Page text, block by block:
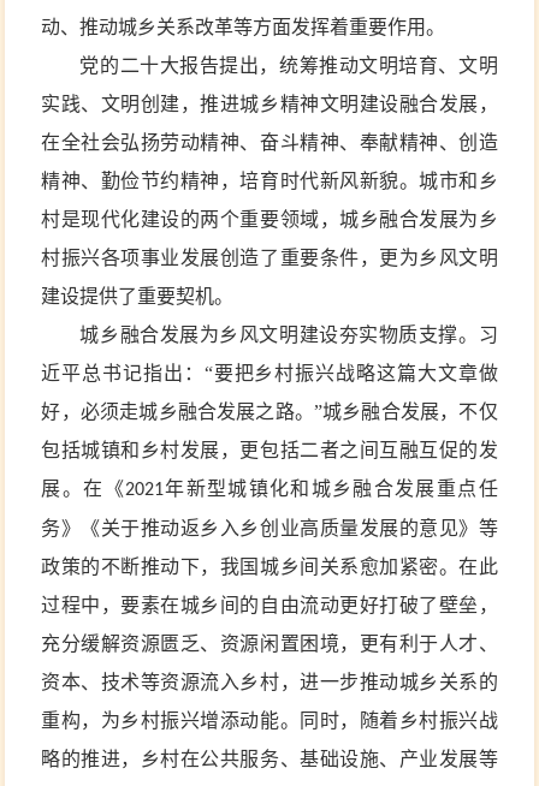
动、推动城乡关系改革等方面发挥着重要作用。
党的二十大报告提出，统筹推动文明培育、文明
实践、文明创建，推进城乡精神文明建设融合发展，
在全社会弘扬劳动精神、奋斗精神、奉献精神、创造
精神、勤俭节约精神，培育时代新风新貌。城市和乡
村是现代化建设的两个重要领域，城乡融合发展为乡
村振兴各项事业发展创造了重要条件，更为乡风文明
建设提供了重要契机。
城乡融合发展为乡风文明建设夯实物质支撑。习
近平总书记指出：“要把乡村振兴战略这篇大文章做
好，必须走城乡融合发展之路。”城乡融合发展，不仅
包括城镇和乡村发展，更包括二者之间互融互促的发
展。在《2021年新型城镇化和城乡融合发展重点任
务》《关于推动返乡入乡创业高质量发展的意见》等
政策的不断推动下，我国城乡间关系愈加紧密。在此
过程中，要素在城乡间的自由流动更好打破了壁垒，
充分缓解资源匮乏、资源闲置困境，更有利于人才、
资本、技术等资源流入乡村，进一步推动城乡关系的
重构，为乡村振兴增添动能。同时，随着乡村振兴战
略的推进，乡村在公共服务、基础设施、产业发展等